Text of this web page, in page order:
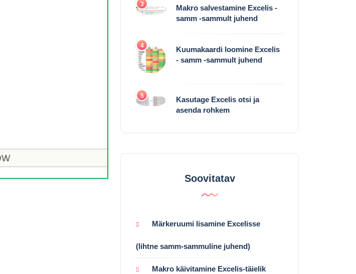
3
Makro salvestamine Excelis -
samm -sammult juhend
4
Kuumakaardi loomine Excelis
- samm -sammult juhend
5
Kasutage Excelis otsi ja
asenda rohkem
Soovitatav
Märkeruumi lisamine Excelisse
(lihtne samm-sammuline juhend)
Makro käivitamine Excelis-täielik